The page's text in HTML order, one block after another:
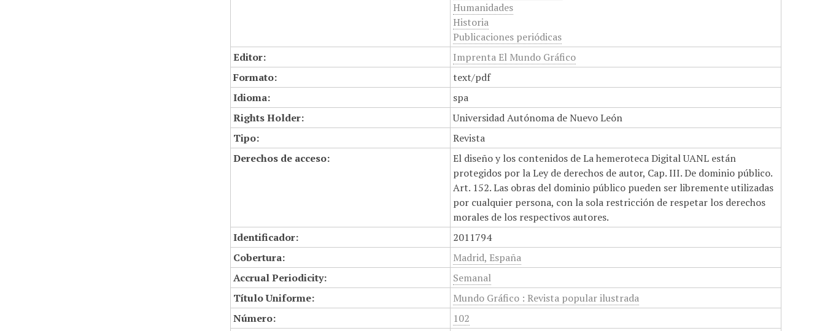
Humanidades
Historia
Publicaciones periódicas
Editor:
Imprenta El Mundo Gráfico
Formato:
text/pdf
Idioma:
spa
Rights Holder:
Universidad Autónoma de Nuevo León
Tipo:
Revista
Derechos de acceso:
El diseño y los contenidos de La hemeroteca Digital UANL están
protegidos por la Ley de derechos de autor, Cap. III. De dominio público.
Art. 152. Las obras del dominio público pueden ser libremente utilizadas
por cualquier persona, con la sola restricción de respetar los derechos
morales de los respectivos autores.
Identificador:
2011794
Cobertura:
Madrid, España
Accrual Periodicity:
Semanal
Título Uniforme:
Mundo Gráfico : Revista popular ilustrada
Número:
102